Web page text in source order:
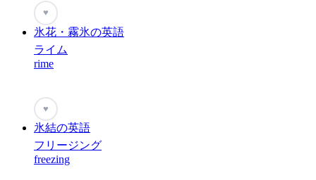
♥
氷花・霧氷の英語
ライム
rime
♥
氷結の英語
フリージング
freezing